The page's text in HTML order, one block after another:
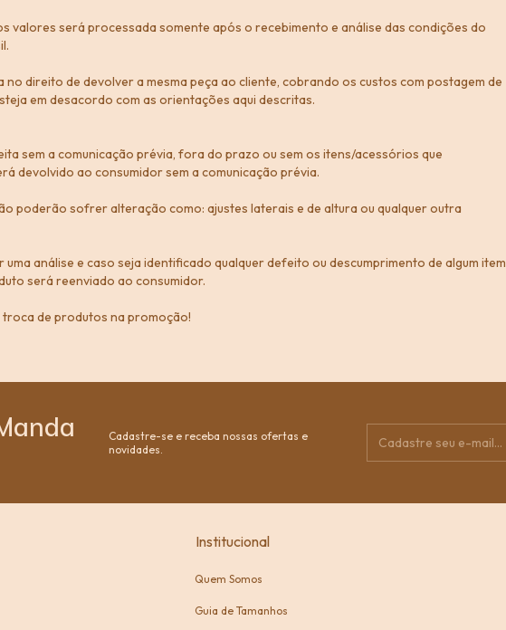
valores será processada somente após o recebimento e análise das condições do
no direito de devolver a mesma peça ao cliente, cobrando os custos com postagem de
em desacordo com as orientações aqui descritas.
sem a comunicação prévia, fora do prazo ou sem os itens/acessórios que
devolvido ao consumidor sem a comunicação prévia.
poderão sofrer alteração como: ajustes laterais e de altura ou qualquer outra
análise e caso seja identificado qualquer defeito ou descumprimento de algum item
será reenviado ao consumidor.
troca de produtos na promoção!
Cadastre-se e receba nossas ofertas e
novidades.
Institucional
Quem Somos
Guia de Tamanhos